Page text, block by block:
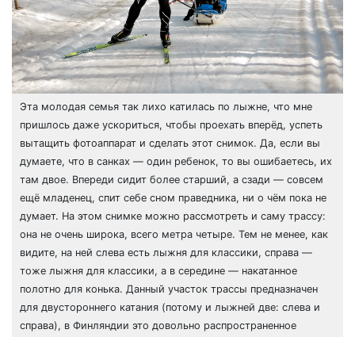
Эта молодая семья так лихо катилась по лыжне, что мне
пришлось даже ускориться, чтобы проехать вперёд, успеть
вытащить фотоаппарат и сделать этот снимок. Да, если вы
думаете, что в санках — один ребенок, то вы ошибаетесь, их
там двое. Впереди сидит более старший, а сзади — совсем
ещё младенец, спит себе сном праведника, ни о чём пока не
думает. На этом снимке можно рассмотреть и саму трассу:
она не очень широка, всего метра четыре. Тем не менее, как
видите, на ней слева есть лыжня для классики, справа —
тоже лыжня для классики, а в середине — накатанное
полотно для конька. Данный участок трассы предназначен
для двустороннего катания (потому и лыжней две: слева и
справа), в Финляндии это довольно распространенное